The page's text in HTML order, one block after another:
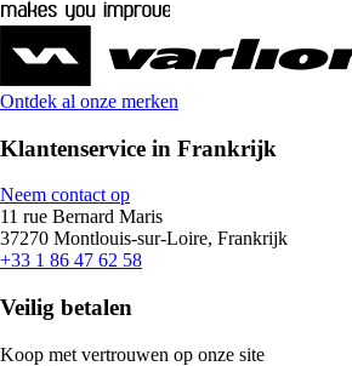
Ontdek al onze merken
Klantenservice in Frankrijk
Neem contact op
11 rue Bernard Maris
37270 Montlouis-sur-Loire, Frankrijk
+33 1 86 47 62 58
Veilig betalen
Koop met vertrouwen op onze site